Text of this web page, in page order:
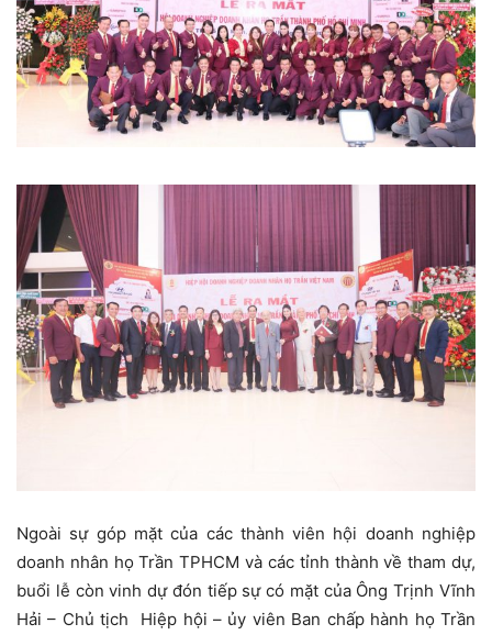
Ngoài sự góp mặt của các thành viên hội doanh nghiệp
doanh nhân họ Trần TPHCM và các tỉnh thành về tham dự,
buổi lễ còn vinh dự đón tiếp sự có mặt của Ông Trịnh Vĩnh
Hải – Chủ tịch Hiệp hội – ủy viên Ban chấp hành họ Trần